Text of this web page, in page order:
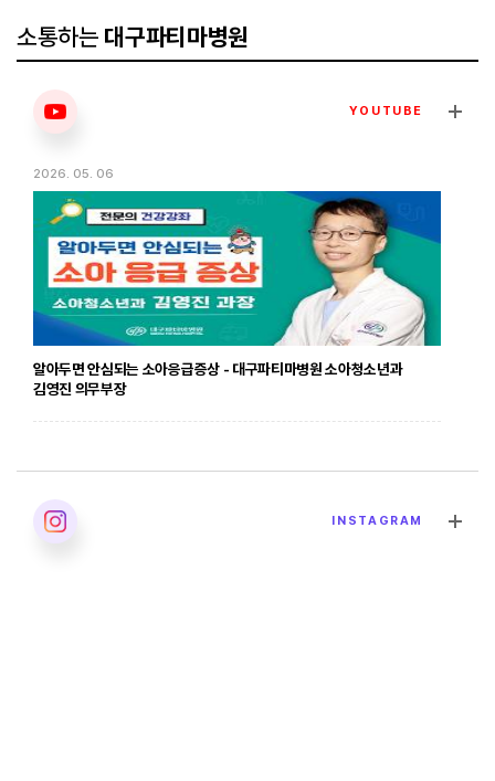
소통하는 대구파티마병원
YOUTUBE
2026. 05. 06
알아두면 안심되는 소아응급증상 - 대구파티마병원 소아청소년과
김영진 의무부장
INSTAGRAM